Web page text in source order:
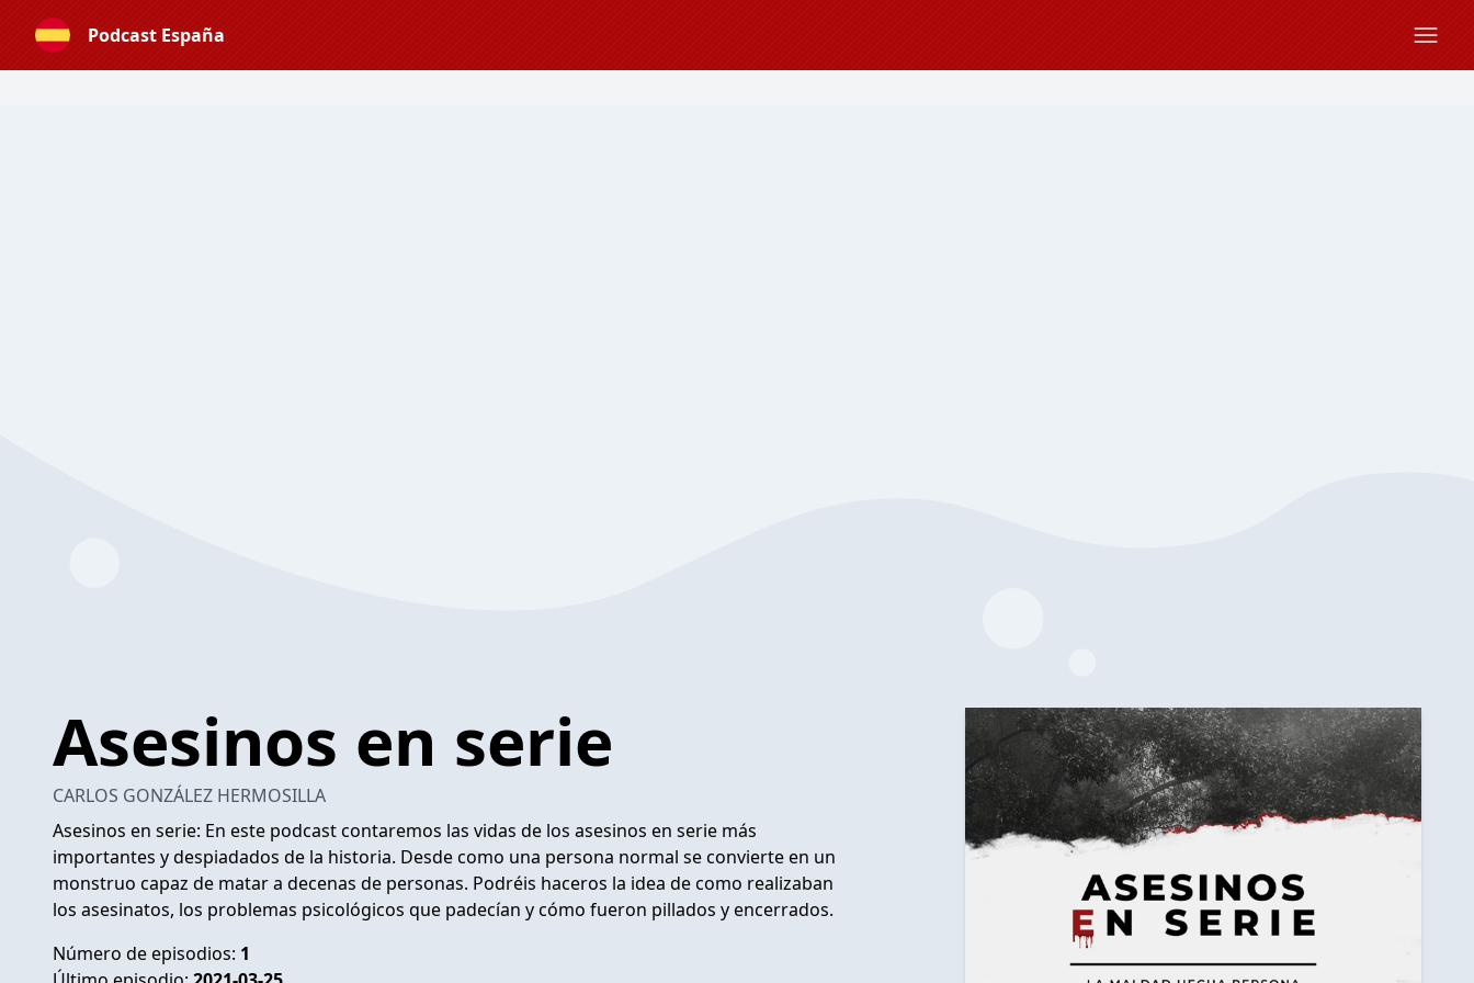
Podcast España
Asesinos en serie
CARLOS GONZÁLEZ HERMOSILLA
Asesinos en serie: En este podcast contaremos las vidas de los asesinos en serie más
importantes y despiadados de la historia. Desde como una persona normal se convierte en un
monstruo capaz de matar a decenas de personas. Podréis haceros la idea de como realizaban
los asesinatos, los problemas psicológicos que padecían y cómo fueron pillados y encerrados.
Número de episodios: 1